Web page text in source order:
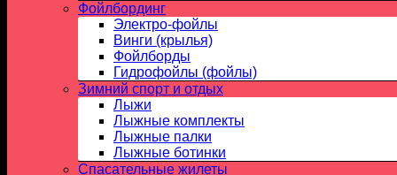
Фойлбординг
Электро-фойлы
Винги (крылья)
Фойлборды
Гидрофойлы (фойлы)
Зимний спорт и отдых
Лыжи
Лыжные комплекты
Лыжные палки
Лыжные ботинки
Спасательные жилеты